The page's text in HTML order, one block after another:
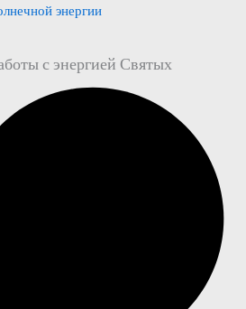
энергии
с энергией Святых